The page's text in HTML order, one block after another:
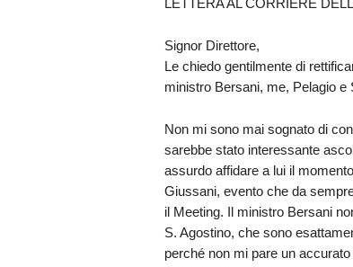
LETTERA AL CORRIERE
Signor Direttore,
Le chiedo gentilmente di
ministro Bersani, me, Pelagio e
Non mi sono mai sognato di
sarebbe stato interessante
assurdo affidare a lui il
Giussani, evento che da
il Meeting. Il ministro Bersani
S. Agostino, che sono
perché non mi pare un